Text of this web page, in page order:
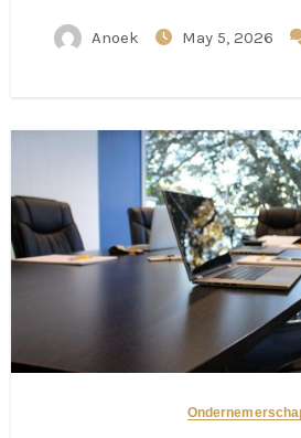
Anoek May 5, 2026